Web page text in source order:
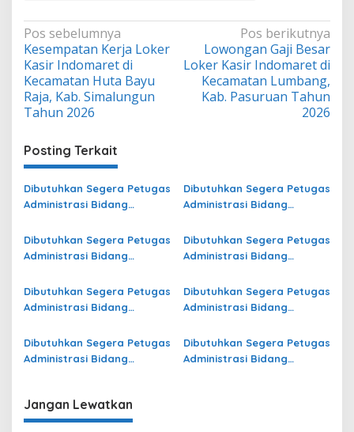
Navigasi
pos
Pos sebelumnya
Kesempatan Kerja Loker
Kasir Indomaret di
Kecamatan Huta Bayu
Raja, Kab. Simalungun
Tahun 2026
Pos berikutnya
Lowongan Gaji Besar
Loker Kasir Indomaret di
Kecamatan Lumbang,
Kab. Pasuruan Tahun
2026
Posting Terkait
Dibutuhkan Segera Petugas
Administrasi Bidang
Pasuruan Terbaru
Dibutuhkan Segera Petugas
Administrasi Bidang
di Lahat Terbaru
Dibutuhkan Segera Petugas
Administrasi Bidang
Samarinda Terbaru
Dibutuhkan Segera Petugas
Administrasi Bidang
di Halmahera Utara
Terbaru
Dibutuhkan Segera Petugas
Administrasi Bidang
Komering Ulu Selatan
Terbaru
Dibutuhkan Segera Petugas
Administrasi Bidang
di Kepulauan Sangihe
Terbaru
Dibutuhkan Segera Petugas
Administrasi Bidang
Terbaru
Dibutuhkan Segera Petugas
Administrasi Bidang
Jangan Lewatkan